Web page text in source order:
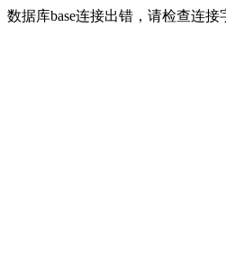
数据库base连接出错，请检查连接